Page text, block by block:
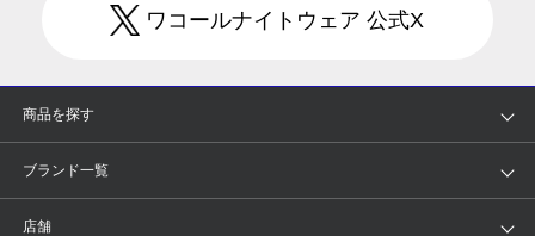
ワコールナイトウェア 公式X
商品を探す
アイテム
ブランド一覧
WACOAL
店舗